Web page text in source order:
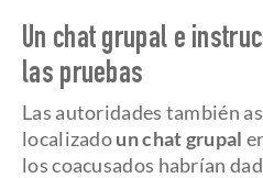
Un chat grupal e
las pruebas
Las autoridades también
localizadoun chat grupal
los coacusados habrían